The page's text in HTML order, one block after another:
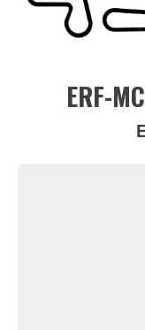
ERF-